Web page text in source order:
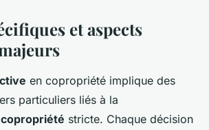
et aspects
en copropriété implique des
particuliers liés à la
stricte. Chaque décision